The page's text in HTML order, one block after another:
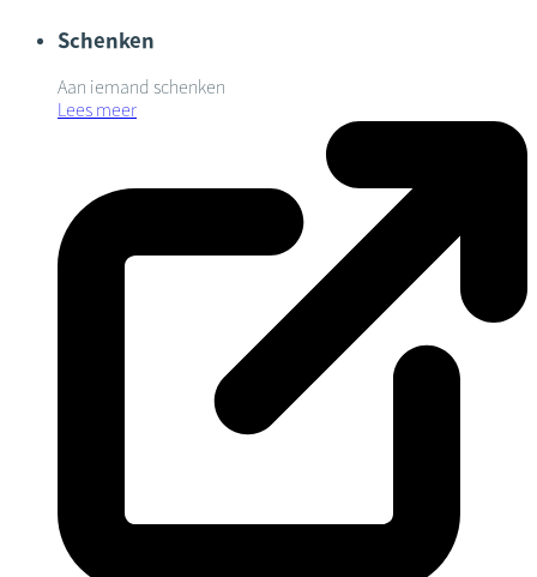
Schenken
Aan iemand schenken
Lees meer